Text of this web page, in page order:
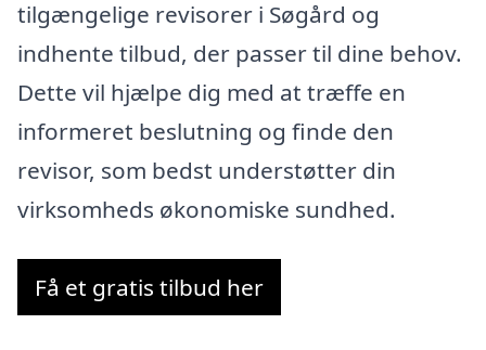
tilgængelige revisorer i Søgård og
indhente tilbud, der passer til dine behov.
Dette vil hjælpe dig med at træffe en
informeret beslutning og finde den
revisor, som bedst understøtter din
virksomheds økonomiske sundhed.
Få et gratis tilbud her